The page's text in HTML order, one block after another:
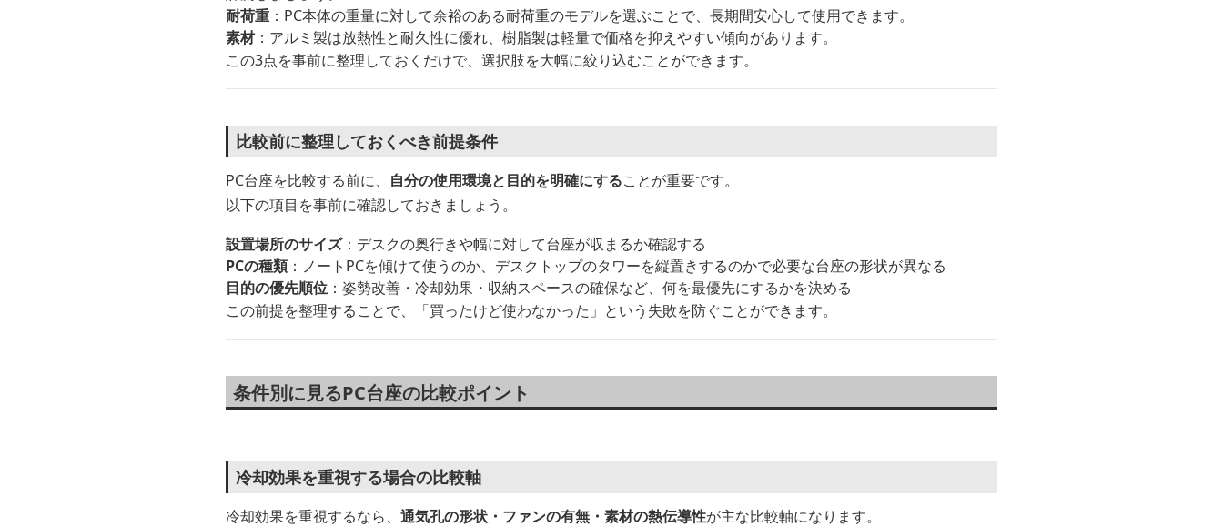
耐荷重 ：PC本体の重量に対して余裕のある耐荷重のモデルを選ぶことで、長期間安心して使用できます。
素材：アルミ製は放熱性と耐久性に優れ、樹脂製は軽量で価格を抑えやすい傾向があります。
この3点を事前に整理しておくだけで、選択肢を大幅に絞り込むことができます。
比較前に整理しておくべき前提条件
PC台座を比較する前に、 自分の使用環境と目的を明確にすることが重要です。
以下の項目を事前に確認しておきましょう。
設置場所のサイズ：デスクの奥行きや幅に対して台座が収まるか確認する
PCの種類：ノートPCを傾けて使うのか、デスクトップのタワーを縦置きするのかで必要な台座の形状が異なる
目的の優先順位 ：姿勢改善・冷却効果・収納スペースの確保など、何を最優先にするかを決める
この前提を整理することで、「買ったけど使わなかった」という失敗を防ぐことができます。
条件別に見るPC台座の比較ポイント
冷却効果を重視する場合の比較軸
冷却効果を重視するなら、 通気孔の形状・ファンの有無・素材の熱伝導性が主な比較軸になります。